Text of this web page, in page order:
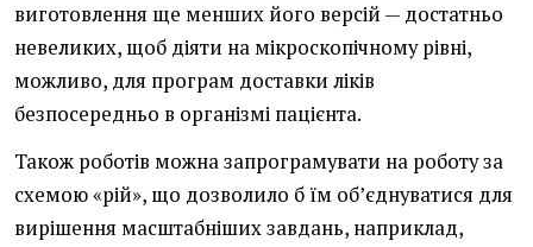
виготовлення ще менших його версій — достатньо
невеликих, щоб діяти на мікроскопічному рівні,
можливо, для програм доставки ліків
безпосередньо в організмі пацієнта.
Також роботів можна запрограмувати на роботу за
схемою «рій», що дозволило б їм об’єднуватися для
вирішення масштабніших завдань, наприклад,